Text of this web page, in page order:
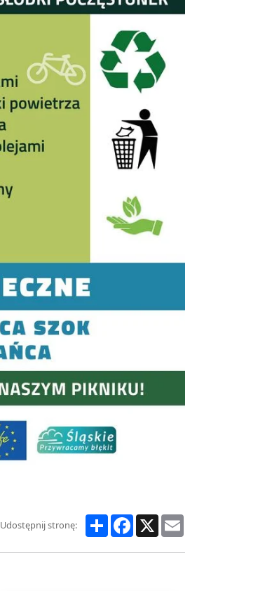
Udostępnij stronę: ShareFacebook
X